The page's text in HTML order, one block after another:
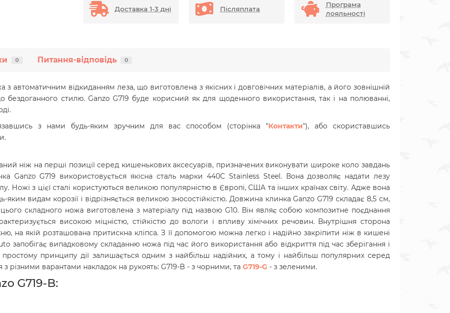
Доставка 1-3 дні Післяплата
Програма
лояльності
0 Питання-відповідь 0
автоматичним відкиданням леза, що виготовлена з якісних і довговічних матеріалів, а його зовнішній
стилю. Ganzo G719 буде корисний як для щоденного використання, так і на полюванні,
з нами будь-яким зручним для вас способом (сторінка "Контакти"), або скориставшись
ніж на перші позиції серед кишенькових аксесуарів, призначених виконувати широке коло завдань
Ganzo G719 використовується якісна сталь марки 440C Stainless Steel. Вона дозволяє надати лезу
Ножі з цієї сталі користуються великою популярністю в Європі, США та інших країнах світу. Адже вона
яким видам корозії і відрізняється великою зносостійкістю. Довжина клинка Ganzo G719 складає 8,5 см,
складного ножа виготовлена з матеріалу під назвою G10. Він являє собою композитне поєднання
високою міцністю, стійкістю до вологи і впливу хімічних речовин. Внутрішня сторона
на якій розташована притискна кліпса. З її допомогою можна легко і надійно закріпити ніж в кишені
запобігає випадковому складанню ножа під час його використання або відкриття під час зберігання і
принципу дії залишається одним з найбільш надійних, а тому і найбільш популярних серед
з різними варантами накладок на рукоять: G719-B - з чорними, та G719-G - з зеленими.
G719-B: